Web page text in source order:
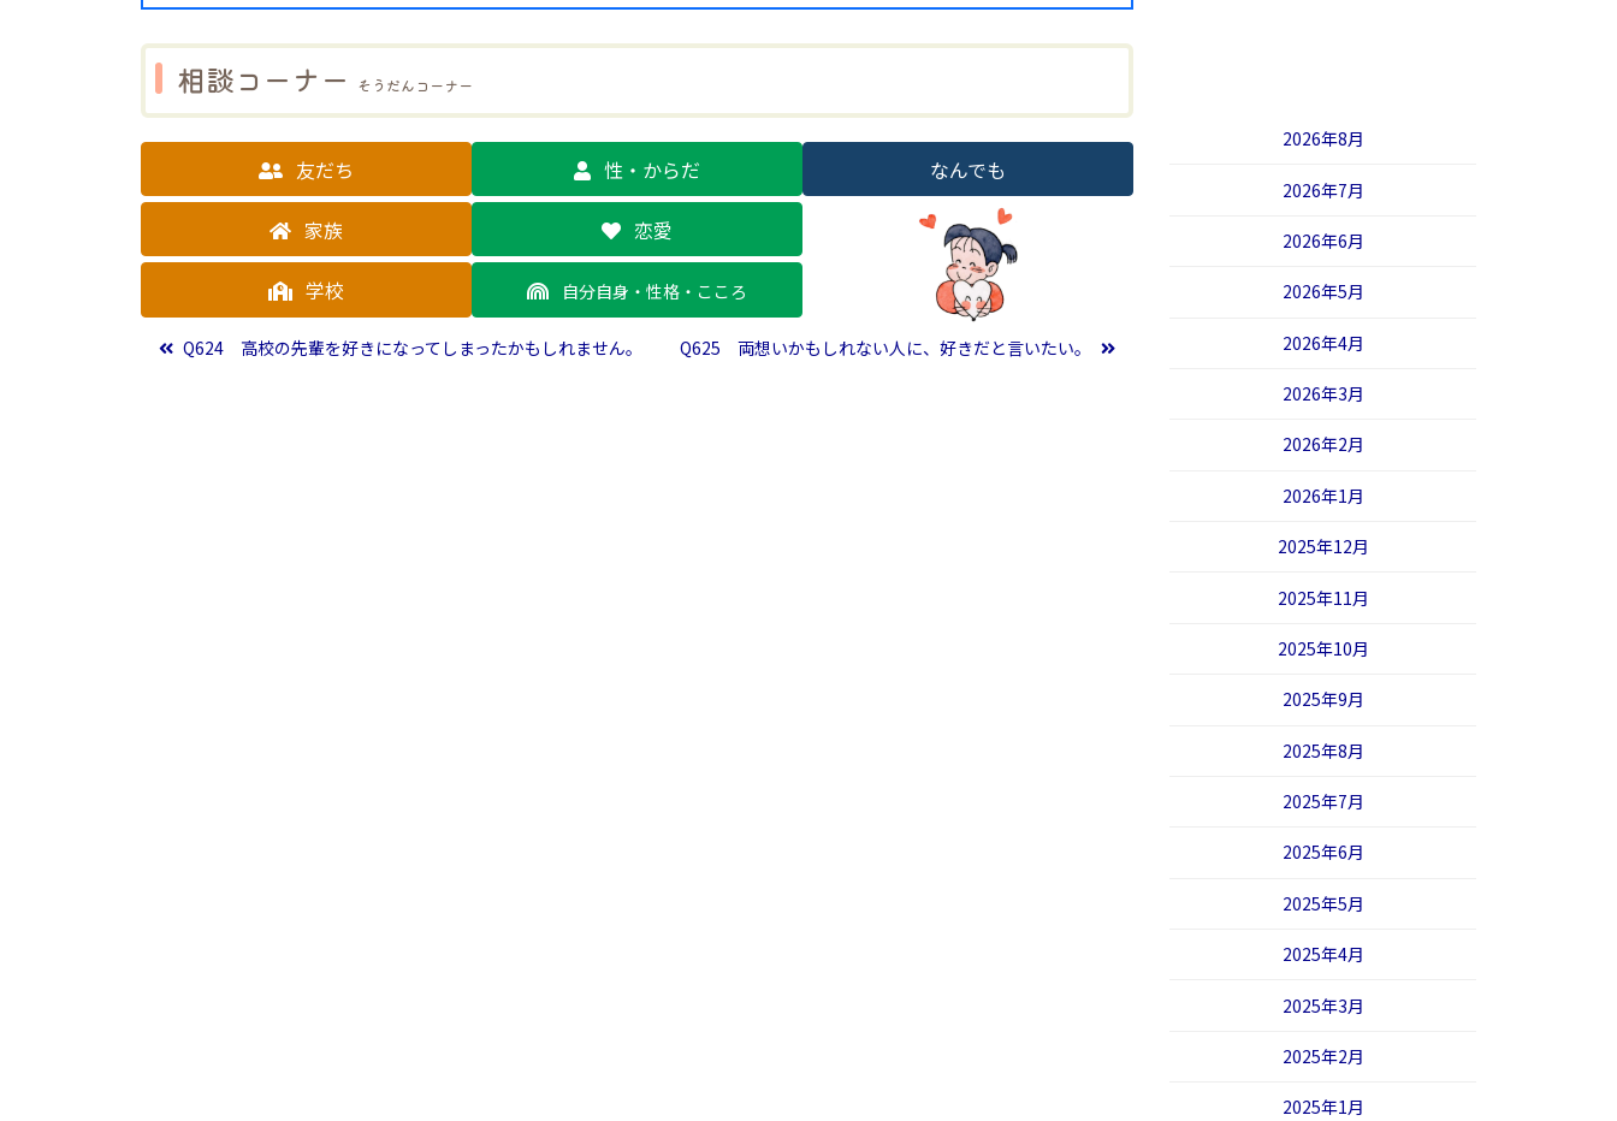
相談コーナー そうだんコーナー
友だち
家族
学校
性・からだ
恋愛
自分自身・性格・こころ
なんでも
投稿ナビゲーション
Q624 高校の先輩を好きになってしまったかもしれません。 Q625 両想いかもしれない人に、好きだと言いたい。
2026年8月
2026年7月
2026年6月
2026年5月
2026年4月
2026年3月
2026年2月
2026年1月
2025年12月
2025年11月
2025年10月
2025年9月
2025年8月
2025年7月
2025年6月
2025年5月
2025年4月
2025年3月
2025年2月
2025年1月